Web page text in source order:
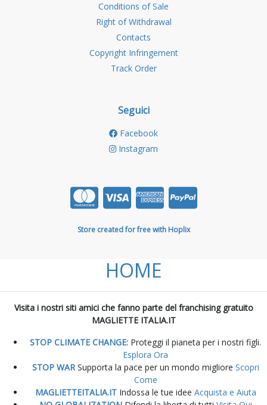
Conditions of Sale
Right of Withdrawal
Contacts
Copyright Infringement
Track Order
Seguici
Facebook
Instagram
Store created for free with Hoplix
HOME
Visita i nostri siti amici che fanno parte del franchising gratuito
MAGLIETTE ITALIA.IT
STOP CLIMATE CHANGE: Proteggi il pianeta per i nostri figli.
Esplora Ora
STOP WARSupporta la pace per un mondo migliore Scopri
Come
MAGLIETTEITALIA.ITIndossa le tue idee Acquista e Aiuta